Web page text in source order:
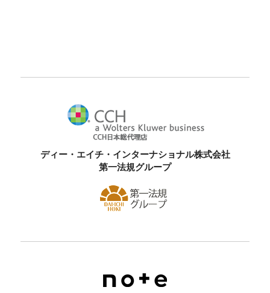
ディー・エイチ・インターナショナル株式会社
第一法規グループ